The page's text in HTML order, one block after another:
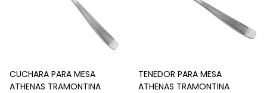
CUCHARA PARA MESA
ATHENAS TRAMONTINA
TENEDOR PARA MESA
ATHENAS TRAMONTINA